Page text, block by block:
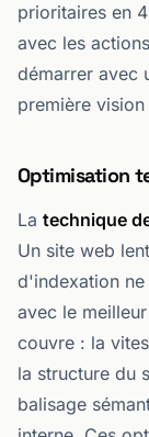
prioritaires en
avec les
démarrer avec
première
Optimisation
La technique
Un site web
d'indexation ne
avec le
couvre : la
la structure du
balisage